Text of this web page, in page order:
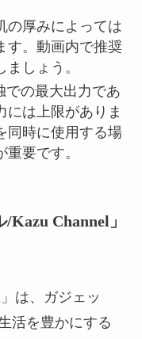
の厚みによっては
す。動画内で推奨
しょう。
での最大出力であ
には上限がありま
同時に使用する場
要です。
Channel」
は、ガジェッ
活を豊かにする